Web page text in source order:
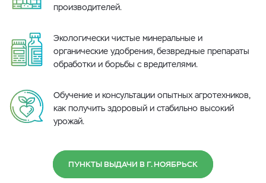
производителей.
Экологически чистые минеральные и
органические удобрения, безвредные препараты
обработки и борьбы с вредителями.
Обучение и консультации опытных агротехников,
как получить здоровый и стабильно высокий
урожай.
ПУНКТЫ ВЫДАЧИ В Г. НОЯБРЬСК